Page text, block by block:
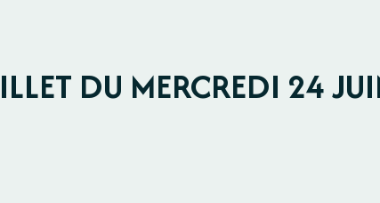
DU MERCREDI 24